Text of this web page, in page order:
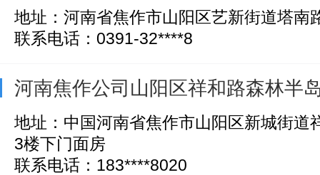
地址：河南省焦作市山阳区艺新街道塔南
联系电话：0391-32****8
河南焦作公司山阳区祥和路森林半
地址：中国河南省焦作市山阳区新城街道
3楼下门面房
联系电话：183****8020